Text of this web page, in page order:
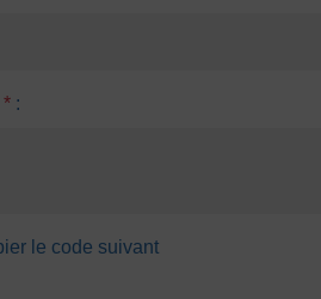
* :
le code suivant